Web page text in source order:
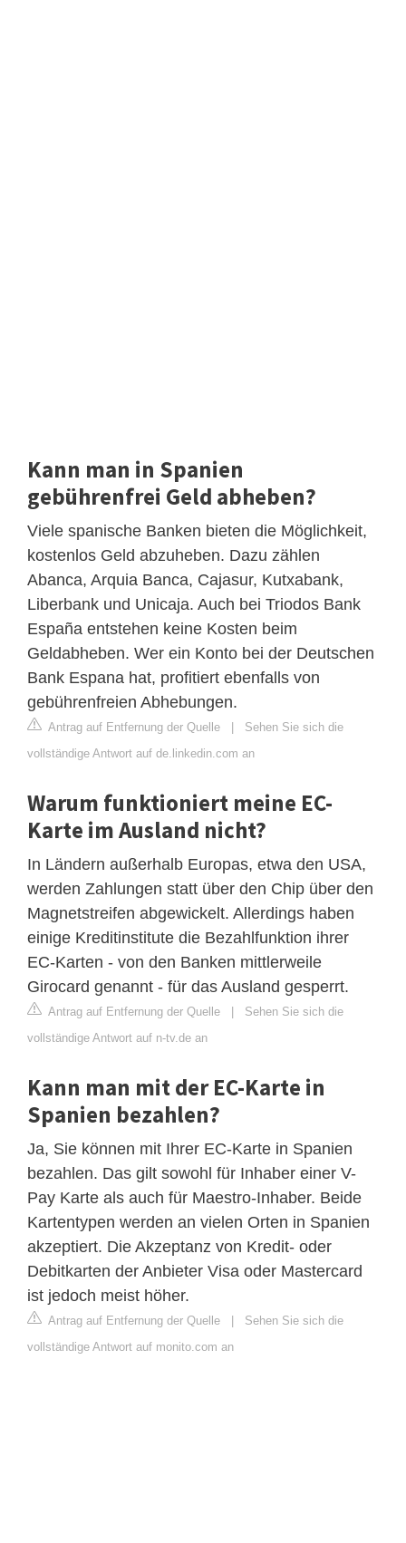
Kann man in Spanien
gebührenfrei Geld abheben?
Viele spanische Banken bieten die Möglichkeit,
kostenlos Geld abzuheben. Dazu zählen
Abanca, Arquia Banca, Cajasur, Kutxabank,
Liberbank und Unicaja. Auch bei Triodos Bank
España entstehen keine Kosten beim
Geldabheben. Wer ein Konto bei der Deutschen
Bank Espana hat, profitiert ebenfalls von
gebührenfreien Abhebungen.
Antrag auf Entfernung der Quelle | Sehen Sie sich die
vollständige Antwort auf de.linkedin.com an
Warum funktioniert meine EC-
Karte im Ausland nicht?
In Ländern außerhalb Europas, etwa den USA,
werden Zahlungen statt über den Chip über den
Magnetstreifen abgewickelt. Allerdings haben
einige Kreditinstitute die Bezahlfunktion ihrer
EC-Karten - von den Banken mittlerweile
Girocard genannt - für das Ausland gesperrt.
Antrag auf Entfernung der Quelle | Sehen Sie sich die
vollständige Antwort auf n-tv.de an
Kann man mit der EC-Karte in
Spanien bezahlen?
Ja, Sie können mit Ihrer EC-Karte in Spanien
bezahlen. Das gilt sowohl für Inhaber einer V-
Pay Karte als auch für Maestro-Inhaber. Beide
Kartentypen werden an vielen Orten in Spanien
akzeptiert. Die Akzeptanz von Kredit- oder
Debitkarten der Anbieter Visa oder Mastercard
ist jedoch meist höher.
Antrag auf Entfernung der Quelle | Sehen Sie sich die
vollständige Antwort auf monito.com an